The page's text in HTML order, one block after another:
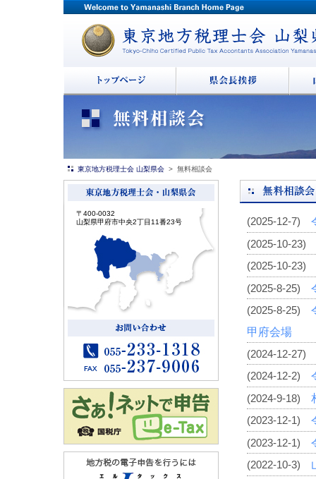
東京地方税理士会 山梨県会 > 無料相談会
〒400-0032
山梨県甲府市中央2丁目11番23号
(2025-12-7)
(2025-10-23)
(2025-10-23)
(2025-8-25)
(2025-8-25)
甲府会場
(2024-12-27)
(2024-12-2)
(2024-9-18)
(2023-12-1)
(2023-12-1)
(2022-10-3)